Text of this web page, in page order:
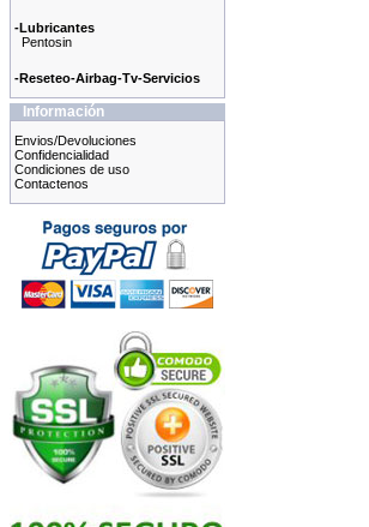
-Lubricantes
Pentosin
-Reseteo-Airbag-Tv-Servicios
Información
Envios/Devoluciones
Confidencialidad
Condiciones de uso
Contactenos